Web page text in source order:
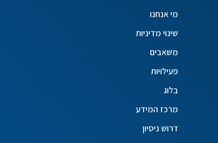
מי אנחנו
שינוי מדיניות
משאבים
פעילויות
בלוג
מרכז המידע
דרוש ניסיון